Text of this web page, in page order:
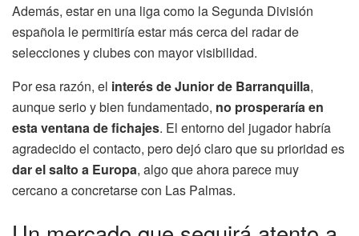
Además, estar en una liga como la Segunda División
española le permitiría estar más cerca del radar de
selecciones y clubes con mayor visibilidad.
Por esa razón, el interés de Junior de Barranquilla,
aunque serio y bien fundamentado, no prosperaría en
esta ventana de fichajes. El entorno del jugador habría
agradecido el contacto, pero dejó claro que su prioridad es
dar el salto a Europa, algo que ahora parece muy
cercano a concretarse con Las Palmas.